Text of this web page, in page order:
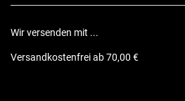
Wir versenden mit ...
Versandkostenfrei ab 70,00 €